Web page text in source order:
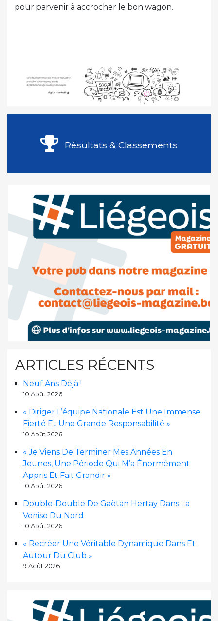
pour parvenir à accrocher le bon wagon.
Résultats & Classements
ARTICLES RÉCENTS
Neuf Ans Déjà !
10 Août 2026
« Diriger L’équipe Nationale Est Une Immense
Fierté Et Une Grande Responsabilité »
10 Août 2026
« Je Viens De Terminer Mes Années En
Jeunes, Une Période Qui M’a Énormément
Appris Et Fait Grandir »
10 Août 2026
Double-Double De Gaëtan Hertay Dans La
Venise Du Nord
10 Août 2026
« Recréer Une Véritable Dynamique Dans Et
Autour Du Club »
9 Août 2026